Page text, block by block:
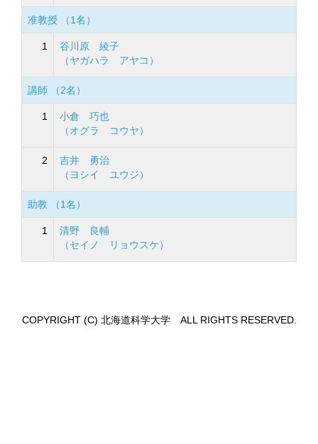
准教授 （1名）
1
谷川原 綾子
（ヤガハラ アヤコ）
講師 （2名）
1
小倉 巧也
（オグラ コウヤ）
2
吉井 勇治
（ヨシイ ユウジ）
助教 （1名）
1
清野 良輔
（セイノ リョウスケ）
COPYRIGHT (C) 北海道科学大学 ALL RIGHTS RESERVED.